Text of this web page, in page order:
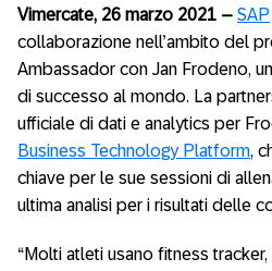
Vimercate, 26 marzo 2021 – SAP
collaborazione nell’ambito del
Ambassador con Jan Frodeno,
di successo al mondo. La
ufficiale di dati e analytics per
Business Technology Platform,
chiave per le sue sessioni di
ultima analisi per i risultati delle
“Molti atleti usano fitness